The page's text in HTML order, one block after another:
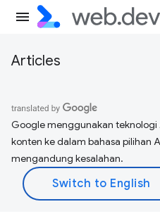
Articles
Google menggunakan teknologi
konten ke dalam bahasa pilihan
mengandung kesalahan.